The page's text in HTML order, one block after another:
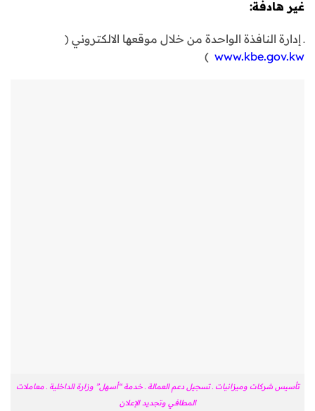
غير هادفة:
ـ إدارة النافذة الواحدة من خلال موقعها الالكتروني (
www.kbe.gov.kw
)
تأسيس شركات وميزانيات ـ تسجيل دعم العمالة ـ خدمة “أسهل” وزارة الداخلية ـ معاملات
المطافي وتجديد الإعلان